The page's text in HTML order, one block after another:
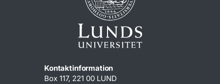
Kontaktinformation
Box 117, 221 00 LUND